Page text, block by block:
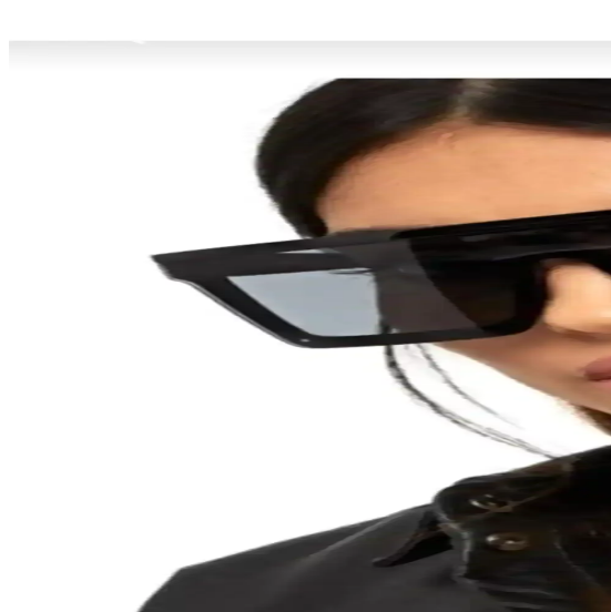
2025 güneş gözlüğü trendleri ve UV koruma rehberiyle hem sağlığınızı hem
Erkekler İçin Kare Güneş Gözlüğü Seçimi ve Trend Modelleri
Erkekler için kare güneş gözlükleri, stil ve fonksiyonelliği bir arada sunar. Yüz
Kadınlar İçin Şık ve Kullanışlı Küçük Güneş Gözlüğü Rehberi
Kadınlar için küçük güneş gözlükleri, estetik ve fonksiyonelliği bir araya getirerek
Leopar Desenli Güneş Gözlüğü: Moda ve Korumanın Şık
Leopar desenli güneş gözlüğü, hem şıklık hem de UV koruma sağlar. Modaya
Kadınlar İçin En Şık ve Fonksiyonel Ray-Ban Gözlük Modelleri
Kadınlar için ideal Ray-Ban gözlük modelleri, yüz şekline uygun seçimler ve fiyat
Ray-Ban Gözlük Modelleri ve Stil Çeşitleri: Moda ve
Ray-Ban gözlükleri, ikonik modelleri ve fonksiyonel özellikleriyle şıklık ve sağlık
Ray-Ban Gözlükleri: Modanın İkonu ve Fonksiyonelliğin